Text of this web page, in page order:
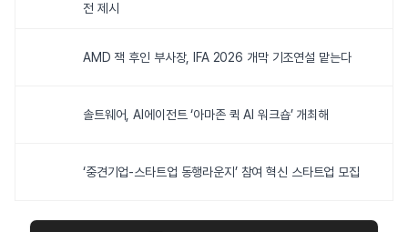
전 제시
AMD 잭 후인 부사장, IFA 2026 개막 기조연설 맡는다
솔트웨어, AI에이전트 ‘아마존 퀵 AI 워크숍’ 개최해
‘중견기업-스타트업 동행라운지’ 참여 혁신 스타트업 모집